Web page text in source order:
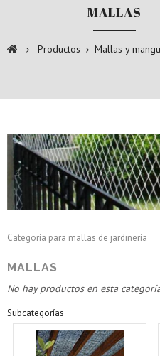
MALLAS
Productos Mallas y
Categoría para mallas de jardinería
MALLAS
No hay productos en esta
Subcategorías